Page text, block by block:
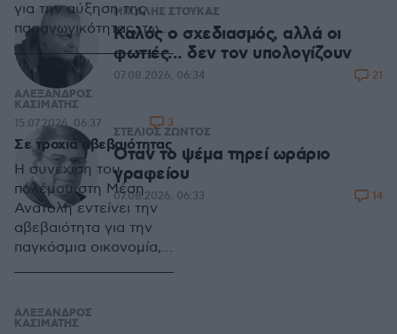
ΜΙΧΑΛΗΣ ΣΤΟΥΚΑΣ
Καλός ο σχεδιασμός, αλλά οι
φωτιές... δεν τον υπολογίζουν
07.08.2026, 06:34 21
ΣΤΕΛΙΟΣ ΖΩΝΤΟΣ
Όταν το ψέμα τηρεί ωράριο
γραφείου
07.08.2026, 06:33 14
για την αύξηση της
παραγωγικότητας, των
επενδύσεων και των
εισοδημάτων στην
Ελλάδα. Οι ευρωπαϊκές
αλλαγές στο ETS και
τα στοιχεία του ΙΟΒΕ
αναδεικνύουν τη
μεταποίηση ως βασικό
μοχλό ανάπτυξης και
σύγκλισης με την
Ευρώπη
ΑΛΕΞΑΝΔΡΟΣ
ΚΑΣΙΜΑΤΗΣ
Σε τροχιά αβεβαιότητας
Η συνέχιση του
πολέμου στη Μέση
Ανατολή εντείνει την
αβεβαιότητα για την
παγκόσμια οικονομία,
προειδοποιούν για
χαμηλότερη ανάπτυξη,
15.07.2026, 06:37 3
ΑΛΕΞΑΝΔΡΟΣ
ΚΑΣΙΜΑΤΗΣ